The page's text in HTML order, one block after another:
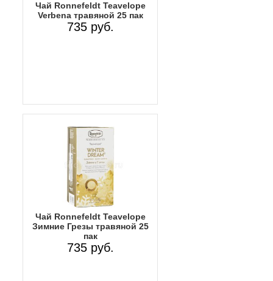
Чай Ronnefeldt Teavelope
Verbena травяной 25 пак
735 руб.
Чай Ronnefeldt Teavelope
Зимние Грезы травяной 25
пак
735 руб.